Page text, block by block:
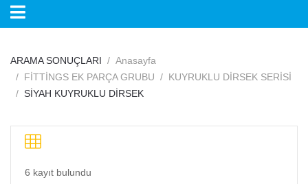
ARAMA SONUÇLARI
Anasayfa
FİTTİNGS EK PARÇA GRUBU
KUYRUKLU DİRSEK SERİSİ
SİYAH KUYRUKLU DİRSEK
6 kayıt bulundu